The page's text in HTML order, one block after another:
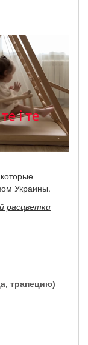
Украины.
расцветки
трапецию)